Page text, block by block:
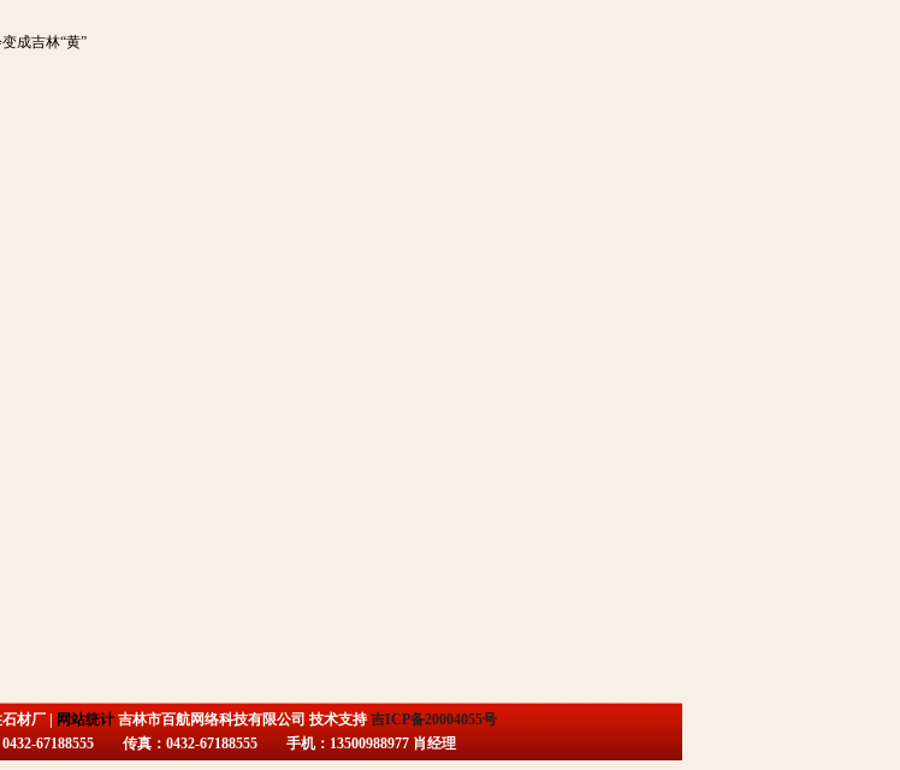
成吉林“黄”
材厂 | 网站统计吉林市百航网络科技有限公司 技术支持吉ICP备20004055号
67188555 传真：0432-67188555 手机：13500988977 肖经理